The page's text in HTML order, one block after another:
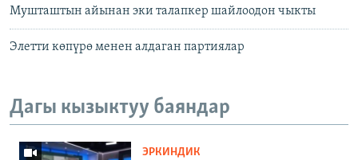
Мушташтын айынан эки талапкер шайлоодон чыкты
Элетти көпүрө менен алдаган партиялар
Дагы кызыктуу баяндар
ЭРКИНДИК